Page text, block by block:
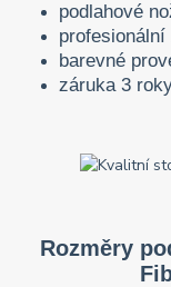
podlahové
barevné
záruka 3
Rozměry